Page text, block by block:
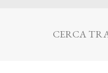
CERCA